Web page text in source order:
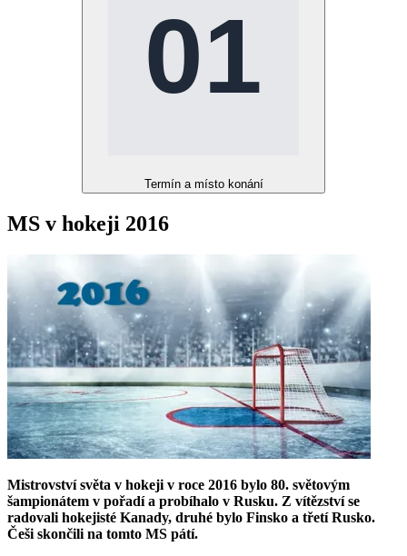
Termín a místo konání
MS v hokeji 2016
Mistrovství světa v hokeji v roce 2016 bylo 80. světovým
šampionátem v pořadí a probíhalo v Rusku. Z vítězství se
radovali hokejisté Kanady, druhé bylo Finsko a třetí Rusko.
Češi skončili na tomto MS pátí.